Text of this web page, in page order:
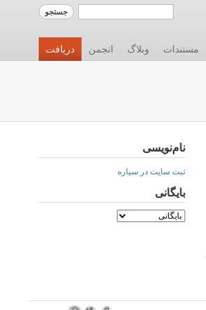
دریافت انجمن وبلاگ مستندات
نام‌نویسی
ثبت سایت در سیاره
بایگانی